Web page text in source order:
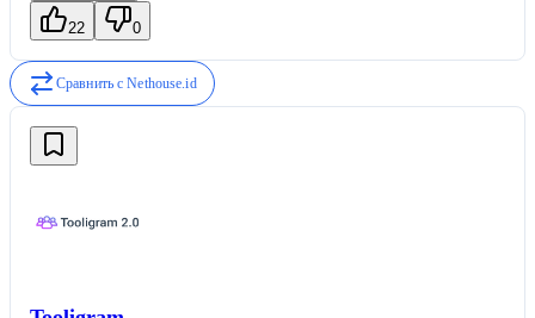
22 0
Сравнить сNethouse.id